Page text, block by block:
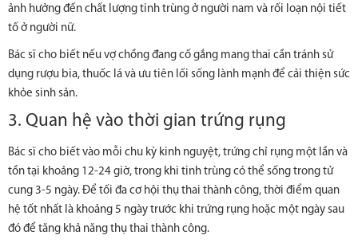
ảnh hưởng đến chất lượng tinh trùng ở người nam và rối loạn nội tiết
tố ở người nữ.
Bác sĩ cho biết nếu vợ chồng đang cố gắng mang thai cần tránh sử
dụng rượu bia, thuốc lá và ưu tiên lối sống lành mạnh để cải thiện sức
khỏe sinh sản.
3. Quan hệ vào thời gian trứng rụng
Bác sĩ cho biết vào mỗi chu kỳ kinh nguyệt, trứng chỉ rụng một lần và
tồn tại khoảng 12-24 giờ, trong khi tinh trùng có thể sống trong tử
cung 3-5 ngày. Để tối đa cơ hội thụ thai thành công, thời điểm quan
hệ tốt nhất là khoảng 5 ngày trước khi trứng rụng hoặc một ngày sau
đó để tăng khả năng thụ thai thành công.